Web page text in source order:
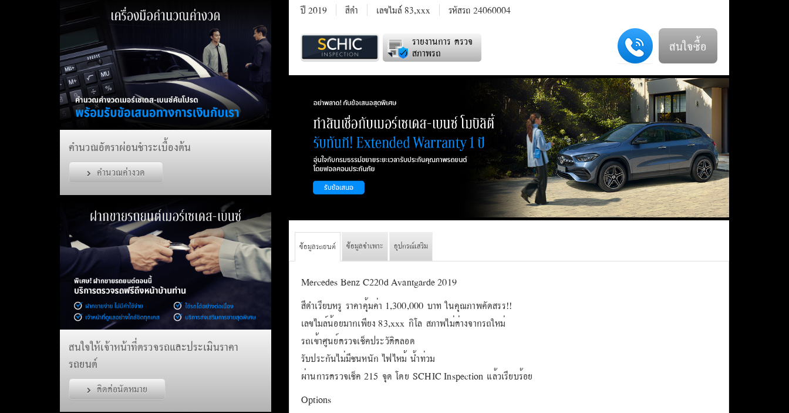
ปี 2019 สีดำ เลขไมล์ 83,xxx รหัสรถ 24060004
รายงานการ ตรวจ
สภาพรถ สนใจซื้อ
ข้อมูลรถยนต์ ข้อมูลจำเพาะ อุปกรณ์เสริม
Mercedes Benz C220d Avantgarde 2019
สีดำเรียบหรู ราคาคุ้มค่า 1,300,000 บาท ในคุณภาพคัดสรร!!
เลขไมล์น้อยมากเพียง 83,xxx กิโล สภาพไม่ต่างจากรถใหม่
รถเข้าศูนย์ตรวจเช็คประวัติตลอด
รับประกันไม่มีชนหนัก ไฟไหม้ น้ำท่วม
ผ่านการตรวจเช็ค 215 จุด โดย SCHIC Inspection แล้วเรียบร้อย
Options
คำนวณอัตราผ่อนชำระเบื้องต้น
คำนวณค่างวด
สนใจให้เจ้าหน้าที่ตรวจรถและประเมินราคา
รถยนต์
ติดต่อนัดหมาย